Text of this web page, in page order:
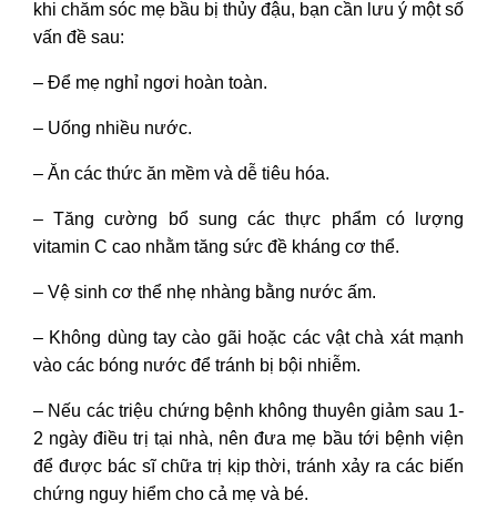
khi chăm sóc mẹ bầu bị thủy đậu, bạn cần lưu ý một số
vấn đề sau:
– Để mẹ nghỉ ngơi hoàn toàn.
– Uống nhiều nước.
– Ăn các thức ăn mềm và dễ tiêu hóa.
– Tăng cường bổ sung các thực phẩm có lượng
vitamin C cao nhằm tăng sức đề kháng cơ thể.
– Vệ sinh cơ thể nhẹ nhàng bằng nước ấm.
– Không dùng tay cào gãi hoặc các vật chà xát mạnh
vào các bóng nước để tránh bị bội nhiễm.
– Nếu các triệu chứng bệnh không thuyên giảm sau 1-
2 ngày điều trị tại nhà, nên đưa mẹ bầu tới bệnh viện
để được bác sĩ chữa trị kịp thời, tránh xảy ra các biến
chứng nguy hiểm cho cả mẹ và bé.